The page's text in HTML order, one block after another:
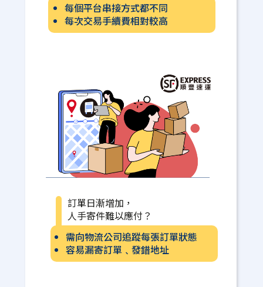
每個平台串接方式都不同
每次交易手續費相對較高
訂單日漸增加，
人手寄件難以應付？
需向物流公司追蹤每張訂單狀態
容易漏寄訂單﹑發錯地址